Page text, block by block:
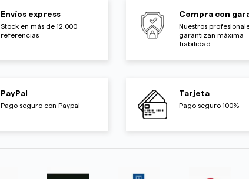
Envíos express
Stock en más de 12.000
referencias
Compra con
Nuestros
garantizan máxima
fiabilidad
PayPal
Pago seguro con Paypal
Tarjeta
Pago seguro 100%